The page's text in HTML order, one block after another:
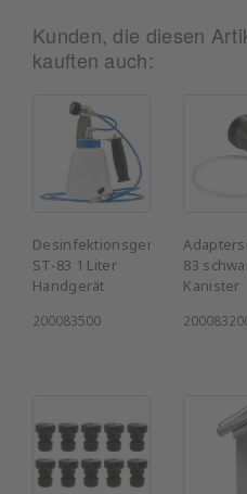
Kunden, die diesen
kauften auch:
Desinfektionsgerät
ST-83 1 Liter
Handgerät
200083500
83
Kanister